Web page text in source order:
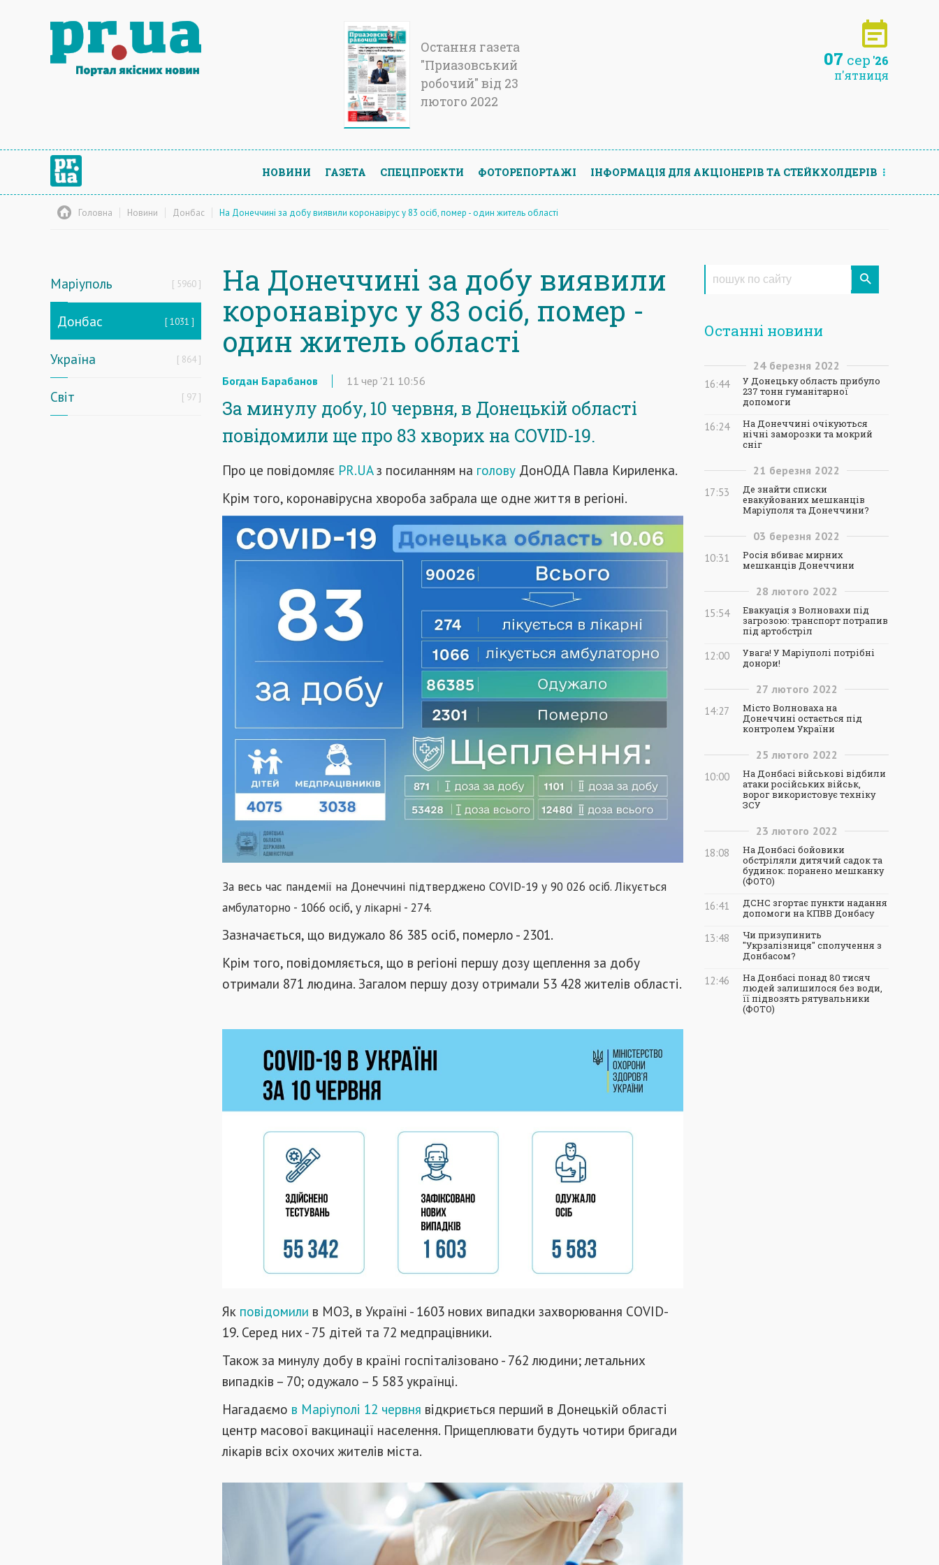
Остання газета
"Приазовський
робочий" від 23
лютого 2022
07 сер '26
п'ятниця
НОВИНИ ГАЗЕТА СПЕЦПРОЕКТИ ФОТОРЕПОРТАЖІ ІНФОРМАЦIЯ ДЛЯ АКЦIОНЕРIВ ТА СТЕЙКХОЛДЕРIВ
Головна Новини Донбас На Донеччині за добу виявили коронавірус у 83 осіб, помер - один житель області
Маріуполь 5960
Донбас 1031
Україна 864
Світ 97
На Донеччині за добу виявили
коронавірус у 83 осіб, помер -
один житель області
Богдан Барабанов 11 чер '21 10:56
За минулу добу, 10 червня, в Донецькій області
повідомили ще про 83 хворих на COVID-19.
Про це повідомляє PR.UAз посиланням на голову ДонОДА Павла Кириленка.
Крім того, коронавірусна хвороба забрала ще одне життя в регіоні.
За весь час пандемії на Донеччині підтверджено COVID-19 у 90 026 осіб. Лікується
амбулаторно - 1066 осіб, у лікарні - 274.
Зазначається, що видужало 86 385 осіб, померло - 2301.
Крім того, повідомляється, що в регіоні першу дозу щеплення за добу
отримали 871 людина. Загалом першу дозу отримали 53 428 жителів області.
Як повідомили в МОЗ, в Україні - 1603 нових випадки захворювання COVID-
19. Серед них - 75 дітей та 72 медпрацівники.
Також за минулу добу в країні госпіталізовано - 762 людини; летальних
випадків – 70; одужало – 5 583 українці.
Нагадаємо в Маріуполі 12 червня відкриється перший в Донецькій області
центр масової вакцинації населення. Прищеплювати будуть чотири бригади
лікарів всіх охочих жителів міста.
Останні новини
24 березня 2022
16:44
У Донецьку область прибуло
237 тонн гуманітарної
допомоги
16:24
На Донеччині очікуються
нічні заморозки та мокрий
сніг
21 березня 2022
17:53
Де знайти списки
евакуйованих мешканців
Маріуполя та Донеччини?
03 березня 2022
10:31
Росія вбиває мирних
мешканців Донеччини
28 лютого 2022
15:54
Евакуація з Волновахи під
загрозою: транспорт потрапив
під артобстріл
12:00
Увага! У Маріуполі потрібні
донори!
27 лютого 2022
14:27
Місто Волноваха на
Донеччині остається під
контролем України
25 лютого 2022
10:00
На Донбасі військові відбили
атаки російських військ,
ворог використовує техніку
ЗСУ
23 лютого 2022
18:08
На Донбасі бойовики
обстріляли дитячий садок та
будинок: поранено мешканку
(ФОТО)
16:41
ДСНС згортає пункти надання
допомоги на КПВВ Донбасу
13:48
Чи призупинить
"Укрзалізниця" сполучення з
Донбасом?
12:46
На Донбасі понад 80 тисяч
людей залишилося без води,
її підвозять рятувальники
(ФОТО)